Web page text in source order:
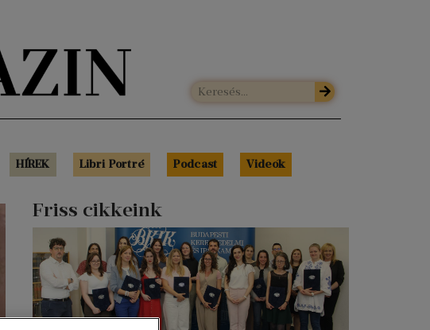
HÍREK Libri Portré Podcast Videók
Friss cikkeink